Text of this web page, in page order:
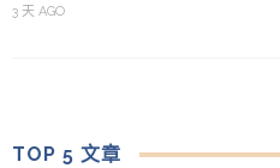
3 天 AGO
TOP 5 文章